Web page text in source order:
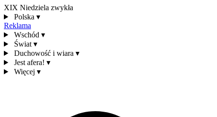
XIX Niedziela zwykła
Polska ▾
Reklama
Wschód ▾
Świat ▾
Duchowość i wiara ▾
Jest afera! ▾
Więcej ▾